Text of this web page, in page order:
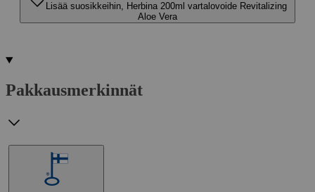
Lisää suosikkeihin, Herbina 200ml vartalovoide Revitalizing
Aloe Vera
Pakkausmerkinnät